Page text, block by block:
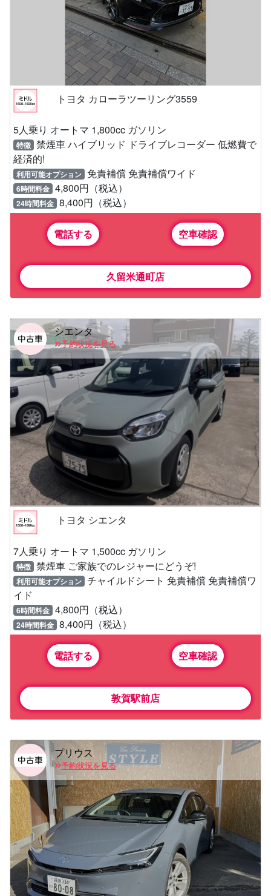
トヨタ カローラツーリング3559
5人乗り オートマ 1,800cc ガソリン
特徴 禁煙車 ハイブリッド ドライブレコーダー 低燃費で
経済的!
利用可能オプション 免責補償 免責補償ワイド
6時間料金 4,800円（税込）
24時間料金 8,400円（税込）
電話する 空車確認
久留米通町店
シエンタ
予約状況を見る
トヨタ シエンタ
7人乗り オートマ 1,500cc ガソリン
特徴 禁煙車 ご家族でのレジャーにどうぞ!
利用可能オプション チャイルドシート 免責補償 免責補償ワ
イド
6時間料金 4,800円（税込）
24時間料金 8,400円（税込）
電話する 空車確認
敦賀駅前店
プリウス
予約状況を見る